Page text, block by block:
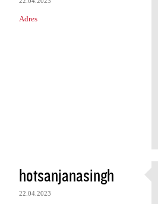
Adres
hotsanjanasingh
22.04.2023